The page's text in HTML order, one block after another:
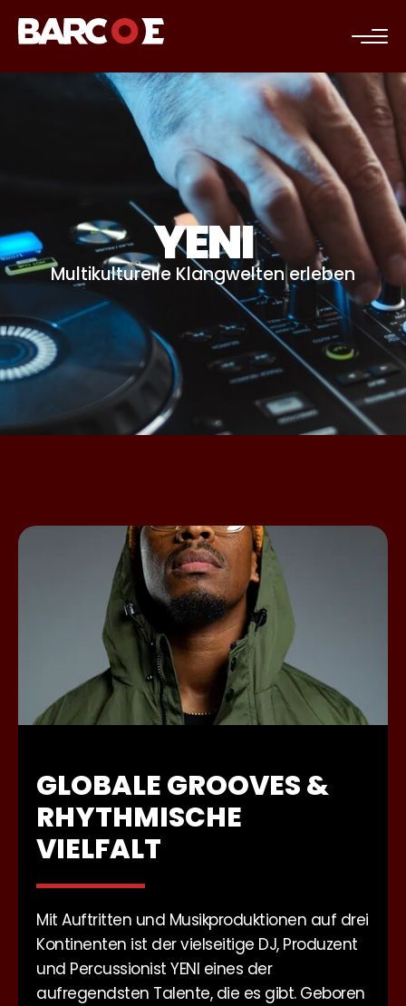
c
YENI
Multikulturelle Klangwelten erleben
GLOBALE GROOVES &
RHYTHMISCHE
VIELFALT
Mit Auftritten und Musikproduktionen auf drei
Kontinenten ist der vielseitige DJ, Produzent
und Percussionist YENI eines der
aufregendsten Talente, die es gibt. Geboren